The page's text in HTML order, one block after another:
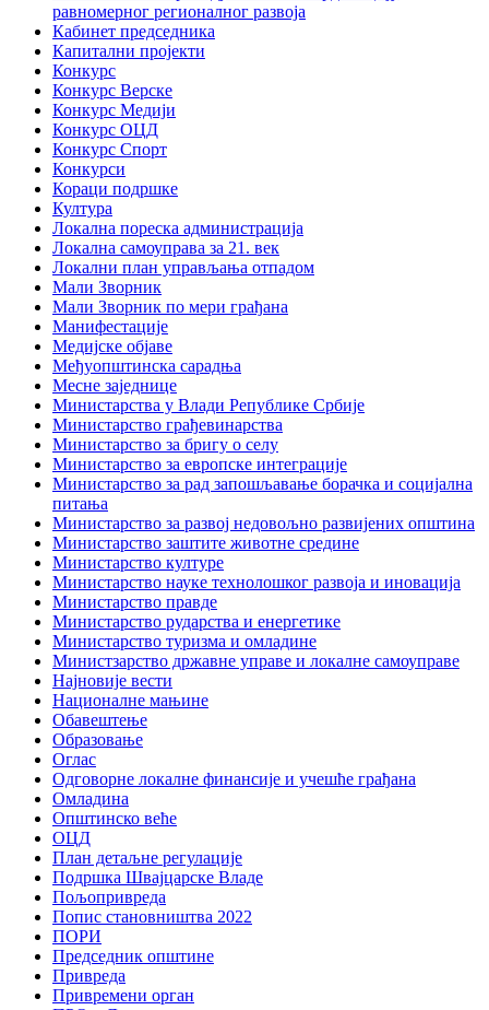
равномерног регионалног развоја
Кабинет председника
Капитални пројекти
Конкурс
Конкурс Верске
Конкурс Медији
Конкурс ОЦД
Конкурс Спорт
Конкурси
Кораци подршке
Култура
Локална пореска администрација
Локална самоуправа за 21. век
Локални план управљања отпадом
Мали Зворник
Мали Зворник по мери грађана
Манифестације
Медијске објаве
Међуопштинска сарадња
Месне заједнице
Министарства у Влади Републике Србије
Министарство грађевинарства
Министарство за бригу о селу
Министарство за европске интеграције
Министарство за рад запошљавање борачка и социјална
питања
Министарство за развој недовољно развијених општина
Министарство заштите животне средине
Министарство културе
Министарство науке технолошког развоја и иновација
Министарство правде
Министарство рударства и енергетике
Министарство туризма и омладине
Министзарство државне управе и локалне самоуправе
Најновије вести
Националне мањине
Обавештење
Образовање
Оглас
Одговорне локалне финансије и учешће грађана
Омладина
Општинско веће
ОЦД
План детаљне регулације
Подршка Швајцарске Владе
Пољопривреда
Попис становништва 2022
ПОРИ
Председник општине
Привреда
Привремени орган